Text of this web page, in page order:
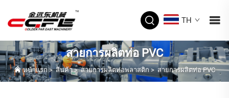
TH
สายการผลิตท่อ PVC
หน้าแรก >สินค้า>สายการผลิตท่อพลาสติก>สายการผลิตท่อ PVC